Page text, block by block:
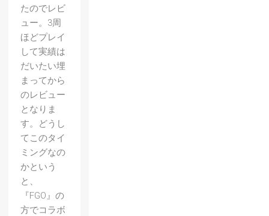
たのでレビ
ュー。3周
ほどプレイ
して実績は
だいたい埋
まってから
のレビュー
となりま
す。どうし
てこのタイ
ミングなの
かという
と、
『FGO』の
方でコラボ